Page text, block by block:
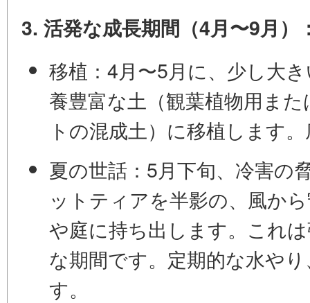
3. 活発な成長期間（4月〜9月）
移植： 4月〜5月に、少し大
養豊富な土（観葉植物用ま
トの混成土）に移植します
夏の世話： 5月下旬、冷害の
ットティアを半影の、風か
や庭に持ち出します。これ
な期間です。定期的な水や
す。